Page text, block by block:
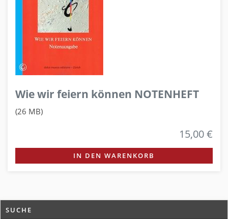
Wie wir feiern können NOTENHEFT
(26 MB)
15,00 €
IN DEN WARENKORB
SUCHE